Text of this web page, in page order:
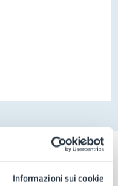
Informazioni sui cookie